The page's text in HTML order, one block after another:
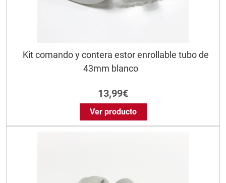
Kit comando y contera estor enrollable tubo de
43mm blanco
13,99€
Ver producto